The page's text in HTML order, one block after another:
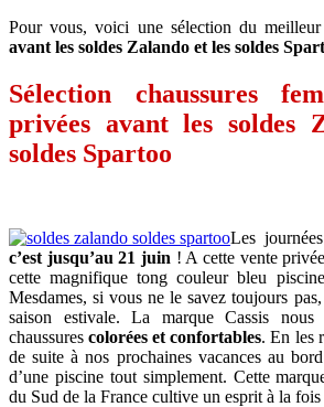
Pour vous, voici une sélection du
avant les soldes Zalando et les soldes
Sélection chaussures
privées avant les soldes
soldes Spartoo
Les
c’est jusqu’au 21 juin ! A cette vente
cette magnifique tong couleur bleu
Mesdames, si vous ne le savez toujours
saison estivale. La marque Cassis nous
chaussurescolorées et confortables. En les
de suite à nos prochaines vacances au
d’une piscine tout simplement. Cette
du Sud de la France cultive un esprit à la fois